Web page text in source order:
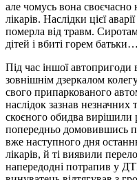
але чомусь вона
лікарів. Наслідки цієї
померла від травм.
дітей і вбиті горем батьки…
Під час іншої автопригоди
зовнішнім дзеркалом
свого припаркованого
наслідок зазнав
скоєного обидва вирішили
попередньо домовившись
вже наступного дня
лікарів, й ті виявили
напередодні потрапив у